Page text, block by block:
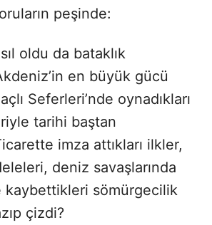
peşinde:
oldu da bataklık
en büyük gücü
Seferleri’nde oynadıkları
tarihi baştan
imza attıkları ilkler,
deniz savaşlarında
kaybettikleri sömürgecilik
çizdi?